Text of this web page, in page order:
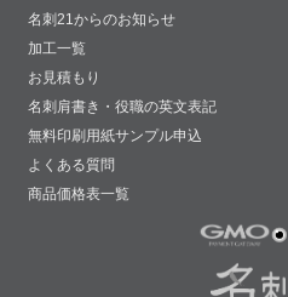
名刺21からのお知らせ
加工一覧
お見積もり
名刺肩書き・役職の英文表記
無料印刷用紙サンプル申込
よくある質問
商品価格表一覧